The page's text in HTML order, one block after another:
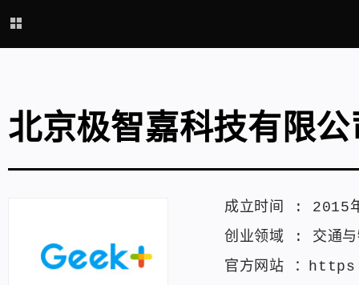
北京极智嘉科技有限公
成立时间 : 2015
创业领域 : 交通
官方网站 ：